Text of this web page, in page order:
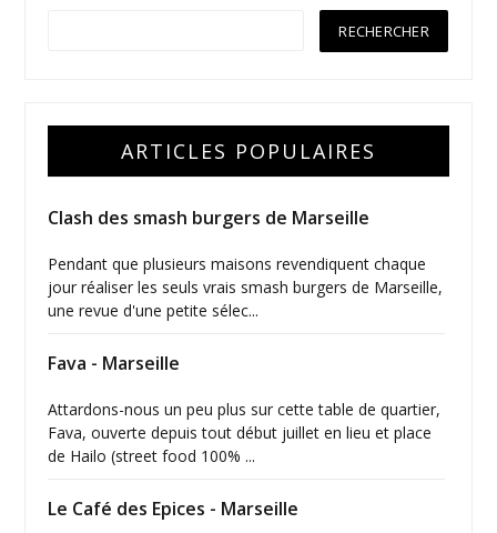
ARTICLES POPULAIRES
Clash des smash burgers de Marseille
Pendant que plusieurs maisons revendiquent chaque
jour réaliser les seuls vrais smash burgers de Marseille,
une revue d'une petite sélec...
Fava - Marseille
Attardons-nous un peu plus sur cette table de quartier,
Fava, ouverte depuis tout début juillet en lieu et place
de Hailo (street food 100% ...
Le Café des Epices - Marseille